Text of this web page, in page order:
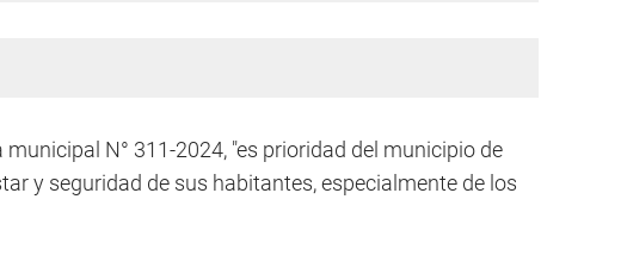
N° 311-2024, "es prioridad del municipio de
y seguridad de sus habitantes, especialmente de los